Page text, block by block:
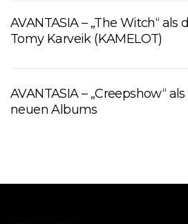
AVANTASIA – „The Witch“ als
Tomy Karveik (KAMELOT)
AVANTASIA – „Creepshow“
neuen Albums